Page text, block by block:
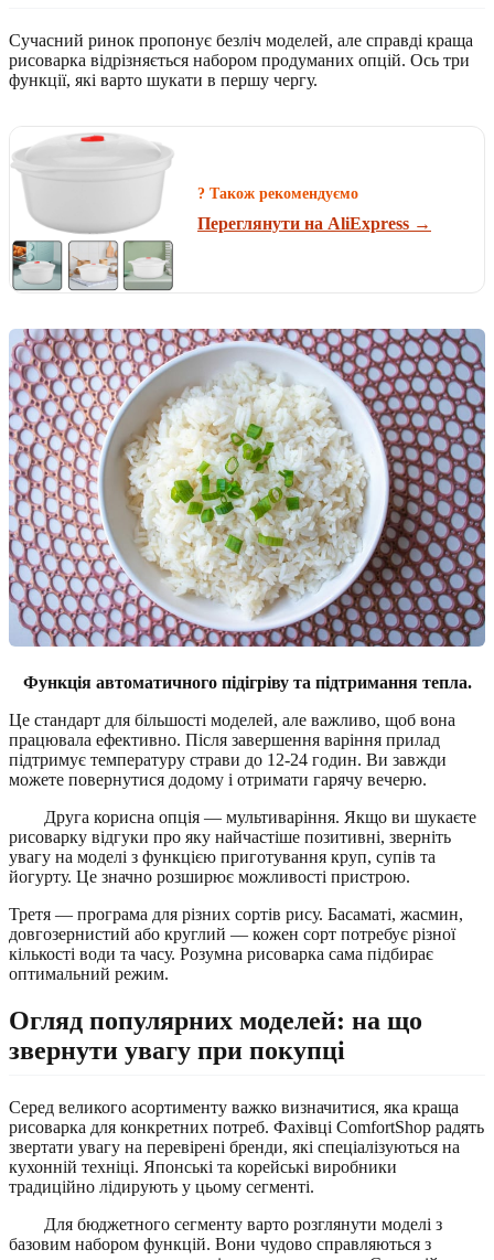
Сучасний ринок пропонує безліч моделей, але справді краща
рисоварка відрізняється набором продуманих опцій. Ось три
функції, які варто шукати в першу чергу.
? Також рекомендуємо
Переглянути на AliExpress →
Функція автоматичного підігріву та підтримання тепла.
Це стандарт для більшості моделей, але важливо, щоб вона
працювала ефективно. Після завершення варіння прилад
підтримує температуру страви до 12-24 годин. Ви завжди
можете повернутися додому і отримати гарячу вечерю.
Друга корисна опція — мультиваріння. Якщо ви шукаєте
рисоварку відгуки про яку найчастіше позитивні, зверніть
увагу на моделі з функцією приготування круп, супів та
йогурту. Це значно розширює можливості пристрою.
Третя — програма для різних сортів рису. Басаматі, жасмин,
довгозернистий або круглий — кожен сорт потребує різної
кількості води та часу. Розумна рисоварка сама підбирає
оптимальний режим.
Огляд популярних моделей: на що
звернути увагу при покупці
Серед великого асортименту важко визначитися, яка краща
рисоварка для конкретних потреб. Фахівці ComfortShop радять
звертати увагу на перевірені бренди, які спеціалізуються на
кухонній техніці. Японські та корейські виробники
традиційно лідирують у цьому сегменті.
Для бюджетного сегменту варто розглянути моделі з
базовим набором функцій. Вони чудово справляються з